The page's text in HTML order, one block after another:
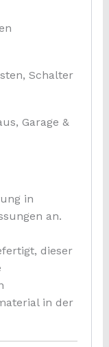
Schalter
Garage &
in
an.
dieser
in der